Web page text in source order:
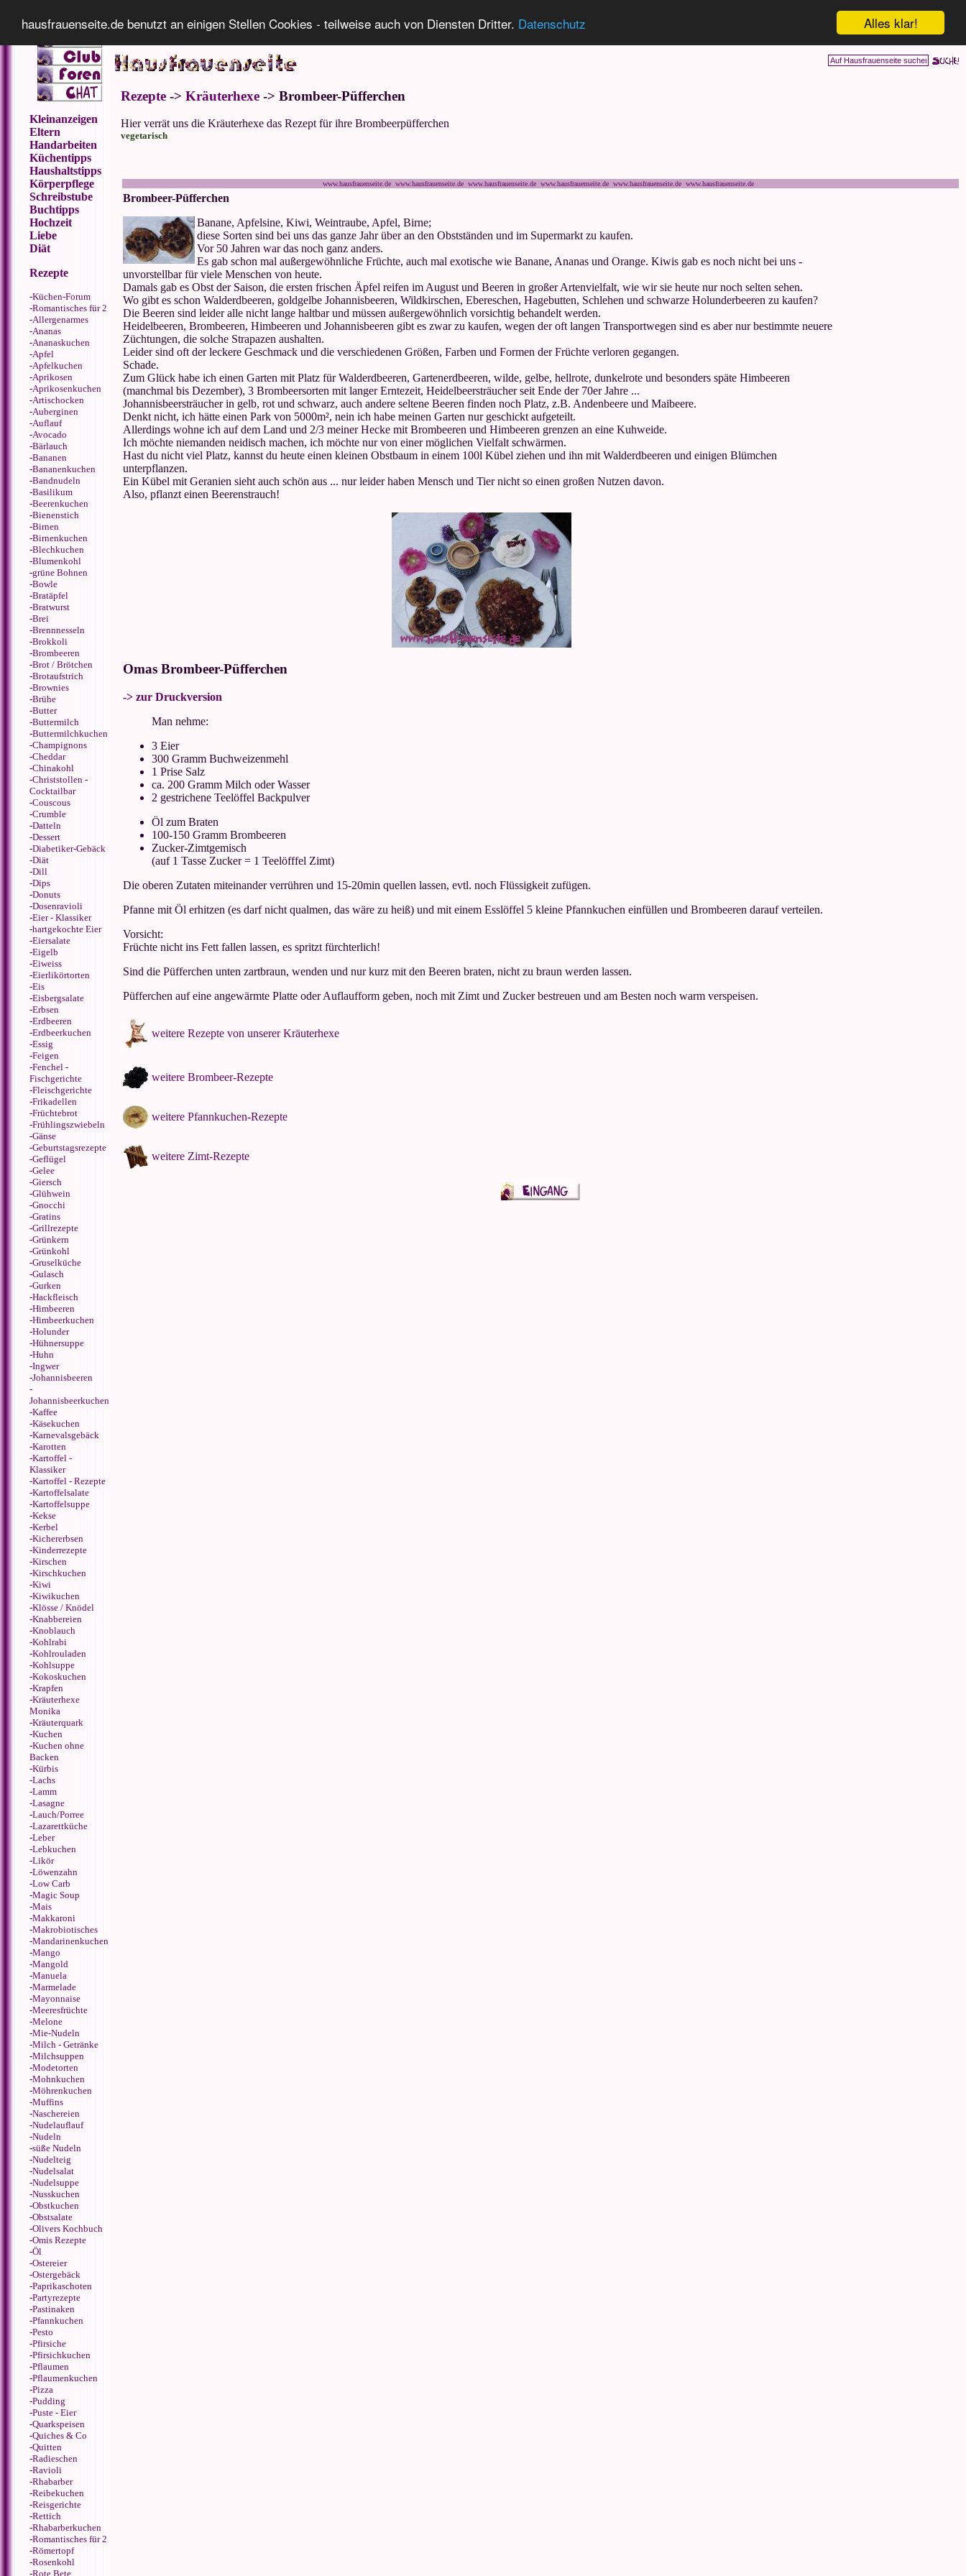
Alles klar!
hausfrauenseite.de benutzt an einigen Stellen Cookies - teilweise auch von Diensten Dritter. Datenschutz
Kleinanzeigen
Eltern
Handarbeiten
Küchentipps
Haushaltstipps
Körperpflege
Schreibstube
Buchtipps
Hochzeit
Liebe
Diät
Rezepte
-Küchen-Forum
-Romantisches für 2
-Allergenarmes
-Ananas
-Ananaskuchen
-Apfel
-Apfelkuchen
-Aprikosen
-Aprikosenkuchen
-Artischocken
-Auberginen
-Auflauf
-Avocado
-Bärlauch
-Bananen
-Bananenkuchen
-Bandnudeln
-Basilikum
-Beerenkuchen
-Bienenstich
-Birnen
-Birnenkuchen
-Blechkuchen
-Blumenkohl
-grüne Bohnen
-Bowle
-Bratäpfel
-Bratwurst
-Brei
-Brennnesseln
-Brokkoli
-Brombeeren
-Brot / Brötchen
-Brotaufstrich
-Brownies
-Brühe
-Butter
-Buttermilch
-Buttermilchkuchen
-Champignons
-Cheddar
-Chinakohl
-Christstollen -
Cocktailbar
-Couscous
-Crumble
-Datteln
-Dessert
-Diabetiker-Gebäck
-Diät
-Dill
-Dips
-Donuts
-Dosenravioli
-Eier - Klassiker
-hartgekochte Eier
-Eiersalate
-Eigelb
-Eiweiss
-Eierlikörtorten
-Eis
-Eisbergsalate
-Erbsen
-Erdbeeren
-Erdbeerkuchen
-Essig
-Feigen
-Fenchel -
Fischgerichte
-Fleischgerichte
-Frikadellen
-Früchtebrot
-Frühlingszwiebeln
-Gänse
-Geburtstagsrezepte
-Geflügel
-Gelee
-Giersch
-Glühwein
-Gnocchi
-Gratins
-Grillrezepte
-Grünkern
-Grünkohl
-Gruselküche
-Gulasch
-Gurken
-Hackfleisch
-Himbeeren
-Himbeerkuchen
-Holunder
-Hühnersuppe
-Huhn
-Ingwer
-Johannisbeeren
-
Johannisbeerkuchen
-Kaffee
-Käsekuchen
-Karnevalsgebäck
-Karotten
-Kartoffel -
Klassiker
-Kartoffel - Rezepte
-Kartoffelsalate
-Kartoffelsuppe
-Kekse
-Kerbel
-Kichererbsen
-Kinderrezepte
-Kirschen
-Kirschkuchen
-Kiwi
-Kiwikuchen
-Klösse / Knödel
-Knabbereien
-Knoblauch
-Kohlrabi
-Kohlrouladen
-Kohlsuppe
-Kokoskuchen
-Krapfen
-Kräuterhexe
Monika
-Kräuterquark
-Kuchen
-Kuchen ohne
Backen
-Kürbis
-Lachs
-Lamm
-Lasagne
-Lauch/Porree
-Lazarettküche
-Leber
-Lebkuchen
-Likör
-Löwenzahn
-Low Carb
-Magic Soup
-Mais
-Makkaroni
-Makrobiotisches
-Mandarinenkuchen
-Mango
-Mangold
-Manuela
-Marmelade
-Mayonnaise
-Meeresfrüchte
-Melone
-Mie-Nudeln
-Milch - Getränke
-Milchsuppen
-Modetorten
-Mohnkuchen
-Möhrenkuchen
-Muffins
-Naschereien
-Nudelauflauf
-Nudeln
-süße Nudeln
-Nudelteig
-Nudelsalat
-Nudelsuppe
-Nusskuchen
-Obstkuchen
-Obstsalate
-Olivers Kochbuch
-Omis Rezepte
-Öl
-Ostereier
-Ostergebäck
-Paprikaschoten
-Partyrezepte
-Pastinaken
-Pfannkuchen
-Pesto
-Pfirsiche
-Pfirsichkuchen
-Pflaumen
-Pflaumenkuchen
-Pizza
-Pudding
-Puste - Eier
-Quarkspeisen
-Quiches & Co
-Quitten
-Radieschen
-Ravioli
-Rhabarber
-Reibekuchen
-Reisgerichte
-Rettich
-Rhabarberkuchen
-Romantisches für 2
-Römertopf
-Rosenkohl
-Rote Bete
Rezepte -> Kräuterhexe -> Brombeer-Püfferchen
Hier verrät uns die Kräuterhexe das Rezept für ihre Brombeerpüfferchen
vegetarisch
www.hausfrauenseite.de www.hausfrauenseite.de www.hausfrauenseite.de www.hausfrauenseite.de www.hausfrauenseite.de www.hausfrauenseite.de
Brombeer-Püfferchen
Banane, Apfelsine, Kiwi, Weintraube, Apfel, Birne;
diese Sorten sind bei uns das ganze Jahr über an den Obstständen und im Supermarkt zu kaufen.
Vor 50 Jahren war das noch ganz anders.
Es gab schon mal außergewöhnliche Früchte, auch mal exotische wie Banane, Ananas und Orange. Kiwis gab es noch nicht bei uns -
unvorstellbar für viele Menschen von heute.
Damals gab es Obst der Saison, die ersten frischen Äpfel reifen im August und Beeren in großer Artenvielfalt, wie wir sie heute nur noch selten sehen.
Wo gibt es schon Walderdbeeren, goldgelbe Johannisbeeren, Wildkirschen, Ebereschen, Hagebutten, Schlehen und schwarze Holunderbeeren zu kaufen?
Die Beeren sind leider alle nicht lange haltbar und müssen außergewöhnlich vorsichtig behandelt werden.
Heidelbeeren, Brombeeren, Himbeeren und Johannisbeeren gibt es zwar zu kaufen, wegen der oft langen Transportwegen sind es aber nur bestimmte neuere
Züchtungen, die solche Strapazen aushalten.
Leider sind oft der leckere Geschmack und die verschiedenen Größen, Farben und Formen der Früchte verloren gegangen.
Schade.
Zum Glück habe ich einen Garten mit Platz für Walderdbeeren, Gartenerdbeeren, wilde, gelbe, hellrote, dunkelrote und besonders späte Himbeeren
(manchmal bis Dezember), 3 Brombeersorten mit langer Erntezeit, Heidelbeersträucher seit Ende der 70er Jahre ...
Johannisbeersträucher in gelb, rot und schwarz, auch andere seltene Beeren finden noch Platz, z.B. Andenbeere und Maibeere.
Denkt nicht, ich hätte einen Park von 5000m², nein ich habe meinen Garten nur geschickt aufgeteilt.
Allerdings wohne ich auf dem Land und 2/3 meiner Hecke mit Brombeeren und Himbeeren grenzen an eine Kuhweide.
Ich möchte niemanden neidisch machen, ich möchte nur von einer möglichen Vielfalt schwärmen.
Hast du nicht viel Platz, kannst du heute einen kleinen Obstbaum in einem 100l Kübel ziehen und ihn mit Walderdbeeren und einigen Blümchen
unterpflanzen.
Ein Kübel mit Geranien sieht auch schön aus ... nur leider haben Mensch und Tier nicht so einen großen Nutzen davon.
Also, pflanzt einen Beerenstrauch!
Omas Brombeer-Püfferchen
-> zur Druckversion
Man nehme:
3 Eier
300 Gramm Buchweizenmehl
1 Prise Salz
ca. 200 Gramm Milch oder Wasser
2 gestrichene Teelöffel Backpulver
Öl zum Braten
100-150 Gramm Brombeeren
Zucker-Zimtgemisch
(auf 1 Tasse Zucker = 1 Teelöfffel Zimt)
Die oberen Zutaten miteinander verrühren und 15-20min quellen lassen, evtl. noch Flüssigkeit zufügen.
Pfanne mit Öl erhitzen (es darf nicht qualmen, das wäre zu heiß) und mit einem Esslöffel 5 kleine Pfannkuchen einfüllen und Brombeeren darauf verteilen.
Vorsicht:
Früchte nicht ins Fett fallen lassen, es spritzt fürchterlich!
Sind die Püfferchen unten zartbraun, wenden und nur kurz mit den Beeren braten, nicht zu braun werden lassen.
Püfferchen auf eine angewärmte Platte oder Auflaufform geben, noch mit Zimt und Zucker bestreuen und am Besten noch warm verspeisen.
weitere Rezepte von unserer Kräuterhexe
weitere Brombeer-Rezepte
weitere Pfannkuchen-Rezepte
weitere Zimt-Rezepte